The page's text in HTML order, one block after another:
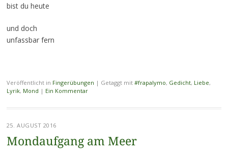
bist du heute
und doch
unfassbar fern
Veröffentlicht in Fingerübungen | Getaggt mit #frapalymo, Gedicht, Liebe,
Lyrik, Mond | Ein Kommentar
25. AUGUST 2016
Mondaufgang am Meer